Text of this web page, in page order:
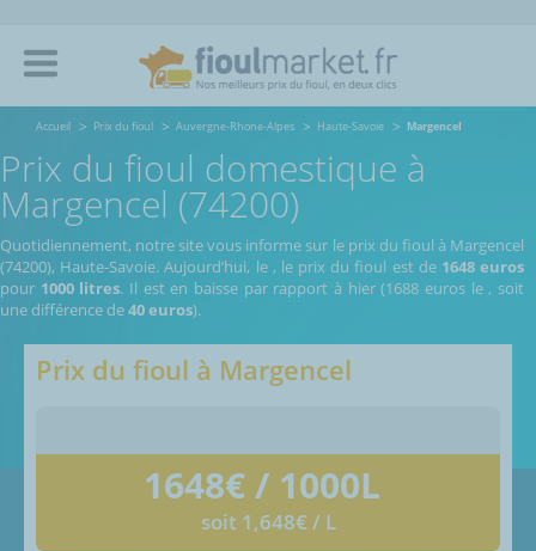
Accueil Prix du fioul Auvergne-Rhone-Alpes Haute-Savoie Margencel
Prix du fioul domestique à
Margencel (74200)
Quotidiennement, notre site vous informe sur le prix du fioul à Margencel
(74200), Haute-Savoie.Aujourd’hui, le , le prix du fioul est de 1648 euros
pour 1000 litres. Il est en baisse par rapport à hier (1688 euros le, soit
une différence de40 euros).
Prix du fioul à Margencel
1648€ / 1000L
soit 1,648€ / L